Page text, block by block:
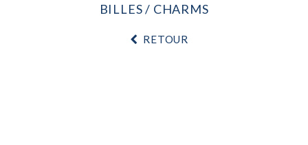
BILLES / CHARMS
RETOUR